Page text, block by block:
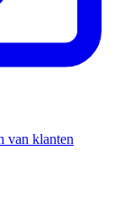
van klanten